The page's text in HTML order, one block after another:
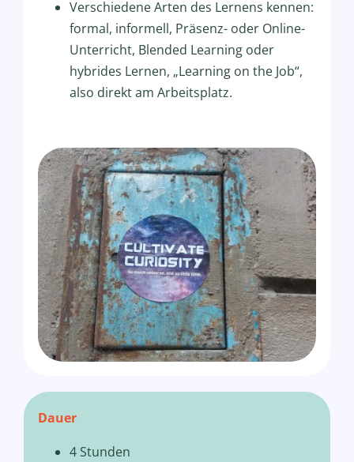
Verschiedene Arten des Lernens kennen:
formal, informell, Präsenz- oder Online-
Unterricht, Blended Learning oder
hybrides Lernen, „Learning on the Job“,
also direkt am Arbeitsplatz.
Dauer
4 Stunden